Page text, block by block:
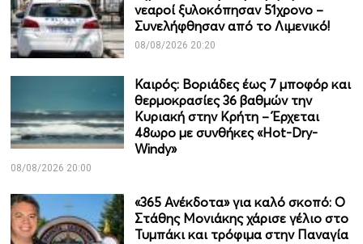
νεαροί ξυλοκόπησαν 51χρονο –
Συνελήφθησαν από το Λιμενικό!
08/08/2026 20:20
Καιρός: Βοριάδες έως 7 μποφόρ και
θερμοκρασίες 36 βαθμών την
Κυριακή στην Κρήτη – Έρχεται
48ωρο με συνθήκες «Hot-Dry-
Windy»
08/08/2026 20:00
«365 Ανέκδοτα» για καλό σκοπό: Ο
Στάθης Μονιάκης χάρισε γέλιο στο
Τυμπάκι και τρόφιμα στην Παναγία